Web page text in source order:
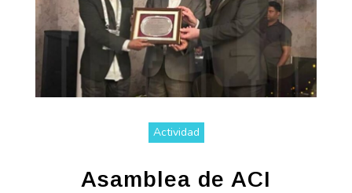
Actividad
Asamblea de ACI